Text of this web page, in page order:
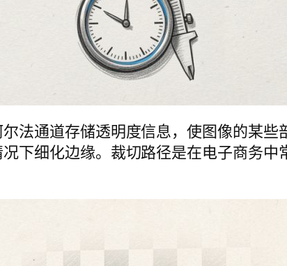
法通道存储透明度信息，使图像的某些
下细化边缘。裁切路径是在电子商务中